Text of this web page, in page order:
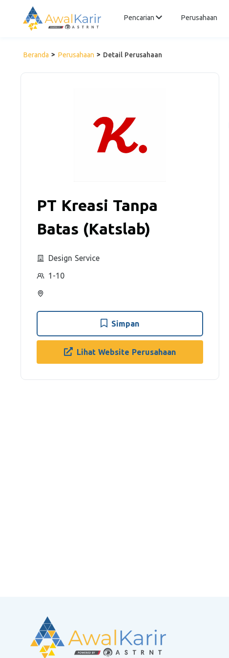
Pencarian Perusahaan
Beranda Perusahaan Detail Perusahaan
PT Kreasi Tanpa
Batas (Katslab)
Design Service
1-10
Simpan
Lihat Website Perusahaan